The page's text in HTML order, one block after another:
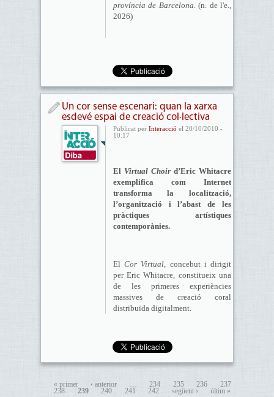
província de Barcelona.(n. de l'e.,
2026)
Un cor sense escenari: quan la xarxa
esdevé espai de creació col·lectiva
Publicat per Interacció el 20/10/2010 -
10:17
El Virtual Choir d’Eric Whitacre
exemplifica com Internet
transforma la localització,
l’organització i l’abast de les
pràctiques artístiques
contemporànies.
ElCor Virtual, concebut i dirigit
per Eric Whitacre, constitueix una
de les primeres experiències
massives de creació coral
distribuïda digitalment.
« primer ‹ anterior … 234 235 236
237
238
239 240 241 242 següent › últim »